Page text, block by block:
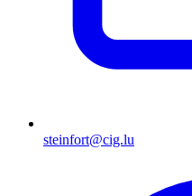
steinfort@cig.lu